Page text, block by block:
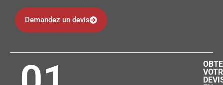
Demandez un devis